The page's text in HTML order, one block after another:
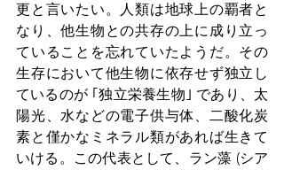
更と言いたい。人類は地球上の覇者と
なり、他生物との共存の上に成り立っ
ていることを忘れていたようだ。その
生存において他生物に依存せず独立し
ているのが ｢独立栄養生物｣ であり、太
陽光、水などの電子供与体、二酸化炭
素と僅かなミネラル類があれば生きて
いける。この代表として、ラン藻 (シア